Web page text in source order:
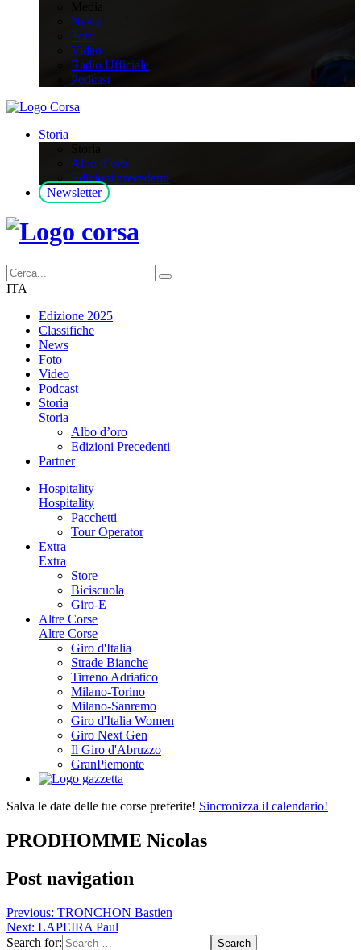
News
Foto
Video
Radio Ufficiale
Podcast
Storia
Albo d’oro
Edizioni precedenti
Newsletter
ITA
Edizione 2025
Classifiche
News
Foto
Video
Podcast
Storia
Storia
Albo d’oro
Edizioni Precedenti
Partner
Hospitality
Hospitality
Pacchetti
Tour Operator
Extra
Extra
Store
Biciscuola
Giro-E
Altre Corse
Altre Corse
Giro d'Italia
Strade Bianche
Tirreno Adriatico
Milano-Torino
Milano-Sanremo
Giro d'Italia Women
Giro Next Gen
Il Giro d'Abruzzo
GranPiemonte
Salva le date delle tue corse preferite! Sincronizza il calendario!
PRODHOMME Nicolas
Post navigation
Previous: TRONCHON Bastien
Next: LAPEIRA Paul
Search for: